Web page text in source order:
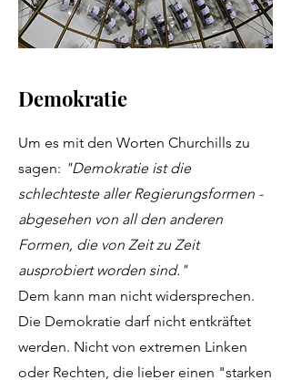
Demokratie
Um es mit den Worten Churchills zu
sagen: "Demokratie ist die
schlechteste aller Regierungsformen -
abgesehen von all den anderen
Formen, die von Zeit zu Zeit
ausprobiert worden sind."
Dem kann man nicht widersprechen.
Die Demokratie darf nicht entkräftet
werden. Nicht von extremen Linken
oder Rechten, die lieber einen "starken